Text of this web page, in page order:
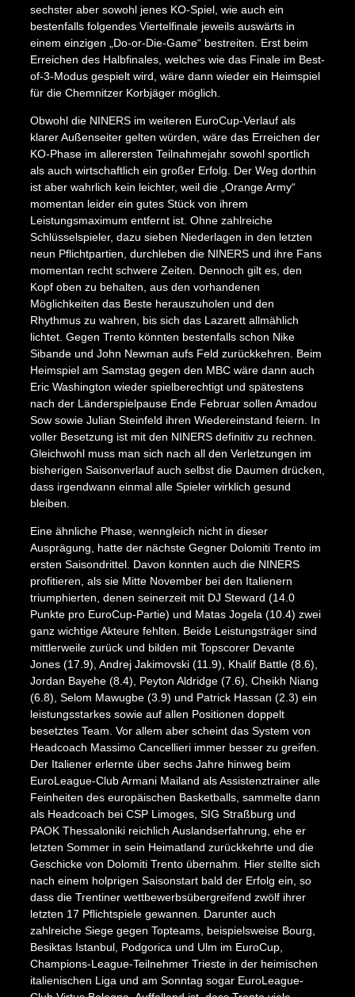
X
sechster aber sowohl jenes KO-Spiel, wie auch ein
bestenfalls folgendes Viertelfinale jeweils auswärts in
einem einzigen „Do-or-Die-Game“ bestreiten. Erst beim
Erreichen des Halbfinales, welches wie das Finale im Best-
of-3-Modus gespielt wird, wäre dann wieder ein Heimspiel
für die Chemnitzer Korbjäger möglich.
Obwohl die NINERS im weiteren EuroCup-Verlauf als
klarer Außenseiter gelten würden, wäre das Erreichen der
KO-Phase im allerersten Teilnahmejahr sowohl sportlich
als auch wirtschaftlich ein großer Erfolg. Der Weg dorthin
ist aber wahrlich kein leichter, weil die „Orange Army“
momentan leider ein gutes Stück von ihrem
Leistungsmaximum entfernt ist. Ohne zahlreiche
Schlüsselspieler, dazu sieben Niederlagen in den letzten
neun Pflichtpartien, durchleben die NINERS und ihre Fans
momentan recht schwere Zeiten. Dennoch gilt es, den
Kopf oben zu behalten, aus den vorhandenen
Möglichkeiten das Beste herauszuholen und den
Rhythmus zu wahren, bis sich das Lazarett allmählich
lichtet. Gegen Trento könnten bestenfalls schon Nike
Sibande und John Newman aufs Feld zurückkehren. Beim
Heimspiel am Samstag gegen den MBC wäre dann auch
Eric Washington wieder spielberechtigt und spätestens
nach der Länderspielpause Ende Februar sollen Amadou
Sow sowie Julian Steinfeld ihren Wiedereinstand feiern. In
voller Besetzung ist mit den NINERS definitiv zu rechnen.
Gleichwohl muss man sich nach all den Verletzungen im
bisherigen Saisonverlauf auch selbst die Daumen drücken,
dass irgendwann einmal alle Spieler wirklich gesund
bleiben.
Eine ähnliche Phase, wenngleich nicht in dieser
Ausprägung, hatte der nächste Gegner Dolomiti Trento im
ersten Saisondrittel. Davon konnten auch die NINERS
profitieren, als sie Mitte November bei den Italienern
triumphierten, denen seinerzeit mit DJ Steward (14.0
Punkte pro EuroCup-Partie) und Matas Jogela (10.4) zwei
ganz wichtige Akteure fehlten. Beide Leistungsträger sind
mittlerweile zurück und bilden mit Topscorer Devante
Jones (17.9), Andrej Jakimovski (11.9), Khalif Battle (8.6),
Jordan Bayehe (8.4), Peyton Aldridge (7.6), Cheikh Niang
(6.8), Selom Mawugbe (3.9) und Patrick Hassan (2.3) ein
leistungsstarkes sowie auf allen Positionen doppelt
besetztes Team. Vor allem aber scheint das System von
Headcoach Massimo Cancellieri immer besser zu greifen.
Der Italiener erlernte über sechs Jahre hinweg beim
EuroLeague-Club Armani Mailand als Assistenztrainer alle
Feinheiten des europäischen Basketballs, sammelte dann
als Headcoach bei CSP Limoges, SIG Straßburg und
PAOK Thessaloniki reichlich Auslandserfahrung, ehe er
letzten Sommer in sein Heimatland zurückkehrte und die
Geschicke von Dolomiti Trento übernahm. Hier stellte sich
nach einem holprigen Saisonstart bald der Erfolg ein, so
dass die Trentiner wettbewerbsübergreifend zwölf ihrer
letzten 17 Pflichtspiele gewannen. Darunter auch
zahlreiche Siege gegen Topteams, beispielsweise Bourg,
Besiktas Istanbul, Podgorica und Ulm im EuroCup,
Champions-League-Teilnehmer Trieste in der heimischen
italienischen Liga und am Sonntag sogar EuroLeague-